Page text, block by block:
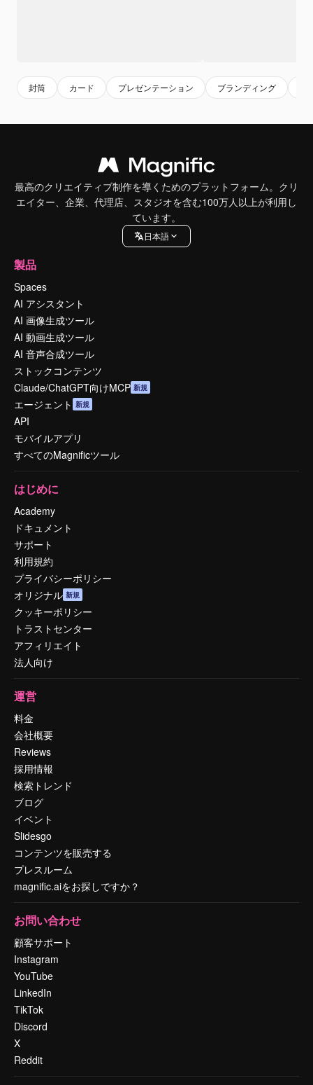
封筒 カード プレゼンテーション ブランディング
最高のクリエイティブ制作を導くためのプラットフォーム。クリ
エイター、企業、代理店、スタジオを含む100万人以上が利用し
ています。
日本語
製品
Spaces
AI アシスタント
AI 画像生成ツール
AI 動画生成ツール
AI 音声合成ツール
ストックコンテンツ
Claude/ChatGPT向けMCP 新規
エージェント 新規
API
モバイルアプリ
すべてのMagnificツール
はじめに
Academy
ドキュメント
サポート
利用規約
プライバシーポリシー
オリジナル 新規
クッキーポリシー
トラストセンター
アフィリエイト
法人向け
運営
料金
会社概要
Reviews
採用情報
検索トレンド
ブログ
イベント
Slidesgo
コンテンツを販売する
プレスルーム
magnific.aiをお探しですか？
お問い合わせ
顧客サポート
Instagram
YouTube
LinkedIn
TikTok
Discord
X
Reddit